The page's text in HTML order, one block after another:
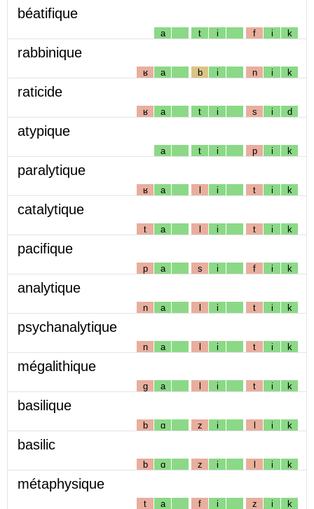
béatifique
a t i f i k
rabbinique
ʁ a b i n i k
raticide
ʁ a t i s i d
atypique
a t i p i k
paralytique
ʁ a l i t i k
catalytique
t a l i t i k
pacifique
p a s i f i k
analytique
n a l i t i k
psychanalytique
n a l i t i k
mégalithique
g a l i t i k
basilique
b ɑ z i l i k
basilic
b ɑ z i l i k
métaphysique
t a f i z i k